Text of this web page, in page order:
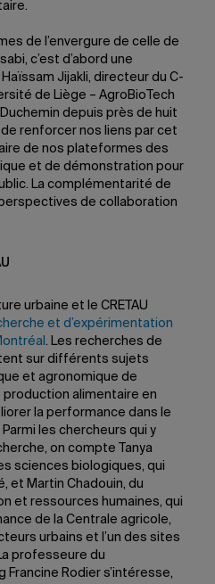
de l’envergure de celle de
c’est d’abord une
Jijakli, directeur du C-
de Liège – AgroBioTech
depuis près de huit
renforcer nos liens par cet
de nos plateformes des
et de démonstration pour
La complémentarité de
de collaboration
urbaine et le CRETAU
et d’expérimentation
. Les recherches de
sur différents sujets
et agronomique de
alimentaire en
la performance dans le
les chercheurs qui y
on compte Tanya
sciences biologiques, qui
et Martin Chadouin, du
et ressources humaines, qui
de la Centrale agricole,
urbains et l’un des sites
professeure du
Rodier s’intéresse,